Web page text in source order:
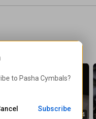
0:14
to Pasha Cymbals?
Subscribe